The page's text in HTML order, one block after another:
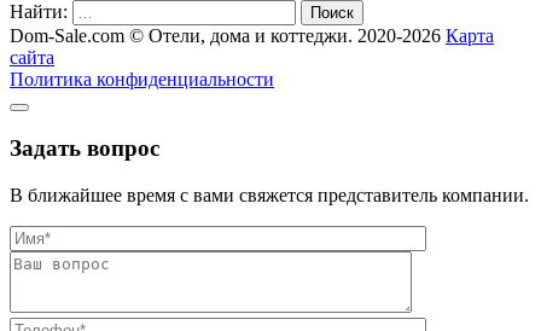
Найти: Поиск
Dom-Sale.com © Отели, дома и коттеджи. 2020-2026 Карта
сайта
Политика конфиденциальности
Задать вопрос
В ближайшее время с вами свяжется представитель компании.